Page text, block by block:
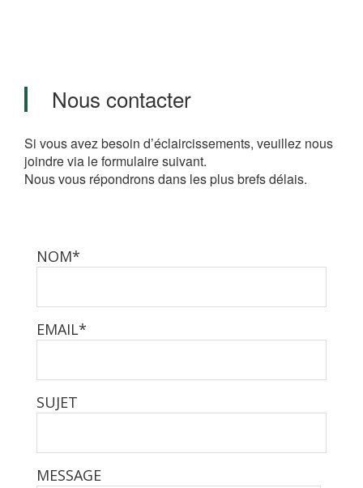
Nous contacter
Si vous avez besoin d’éclaircissements, veuillez nous
joindre via le formulaire suivant.
Nous vous répondrons dans les plus brefs délais.
NOM*
EMAIL*
SUJET
MESSAGE